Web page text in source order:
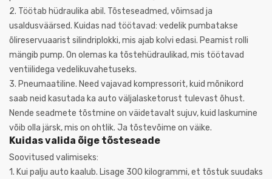
2. Töötab hüdraulika abil. Tõsteseadmed, võimsad ja
usaldusväärsed. Kuidas nad töötavad: vedelik pumbatakse
õlireservuaarist silindriplokki, mis ajab kolvi edasi. Peamist rolli
mängib pump. On olemas ka tõstehüdraulikad, mis töötavad
ventiilidega vedelikuvahetuseks.
3. Pneumaatiline. Need vajavad kompressorit, kuid mõnikord
saab neid kasutada ka auto väljalasketorust tulevast õhust.
Nende seadmete tõstmine on väidetavalt sujuv, kuid laskumine
võib olla järsk, mis on ohtlik. Ja tõstevõime on väike.
Kuidas valida õige tõsteseade
Soovitused valimiseks:
1. Kui palju auto kaalub. Lisage 300 kilogrammi, et tõstuk suudaks